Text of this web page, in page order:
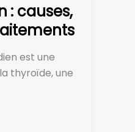
: causes,
est une
thyroïde, une